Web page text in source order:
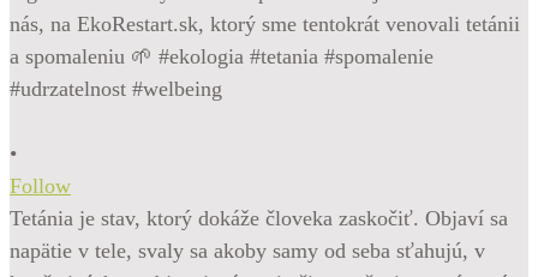
•
Follow
Tetánia je stav, ktorý dokáže človeka zaskočiť. Objaví sa
napätie v tele, svaly sa akoby samy od seba sťahujú, v